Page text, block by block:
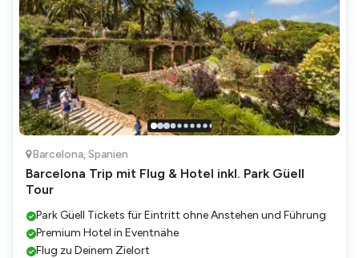
Barcelona,Spanien
Barcelona Trip mit Flug & Hotel inkl. Park Güell
Tour
Park Güell Tickets für Eintritt ohne Anstehen und Führung
Premium Hotel in Eventnähe
Flug zu Deinem Zielort